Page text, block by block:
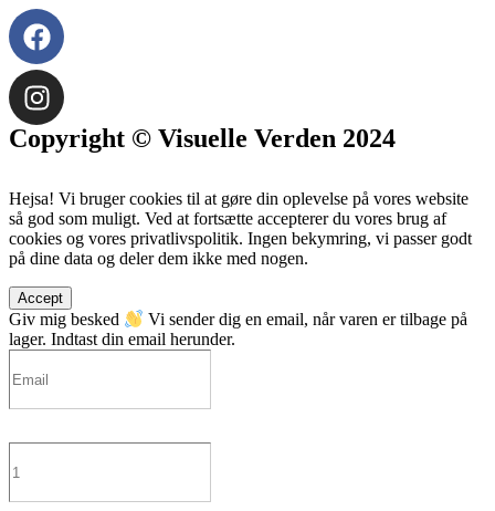
Copyright © Visuelle Verden 2024
Hejsa! Vi bruger cookies til at gøre din oplevelse på vores website
så god som muligt. Ved at fortsætte accepterer du vores brug af
cookies og vores privatlivspolitik. Ingen bekymring, vi passer godt
på dine data og deler dem ikke med nogen.
Accept
Giv mig besked
Vi sender dig en email, når varen er tilbage på
lager. Indtast din email herunder.